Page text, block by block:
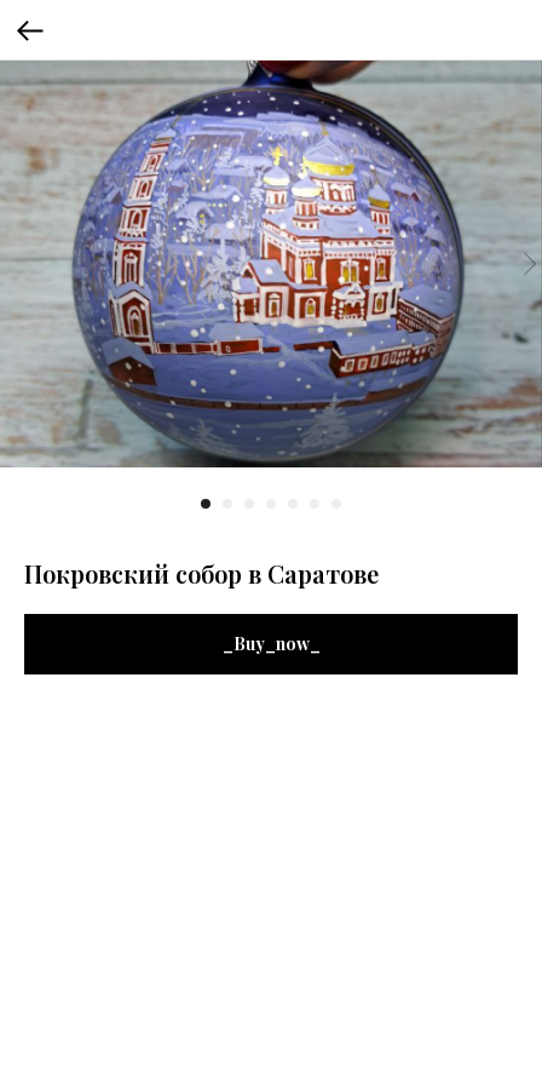
Покровский собор в Саратове
_Buy_now_